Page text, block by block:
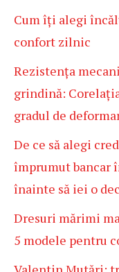
Cum îți alegi
confort zilnic
Rezistența
grindină:
gradul de
De ce să alegi
împrumut bancar
înainte să iei o
Dresuri mărimi
5 modele pentru